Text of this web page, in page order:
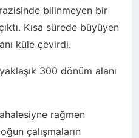
bilinmeyen bir
Kısa sürede büyüyen
küle çevirdi.
300 dönüm alanı
rağmen
çalışmaların